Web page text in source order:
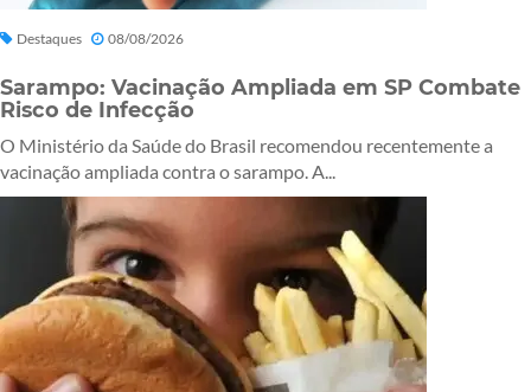
Destaques 08/08/2026
Sarampo: Vacinação Ampliada em SP Combate
Risco de Infecção
O Ministério da Saúde do Brasil recomendou recentemente a
vacinação ampliada contra o sarampo. A...